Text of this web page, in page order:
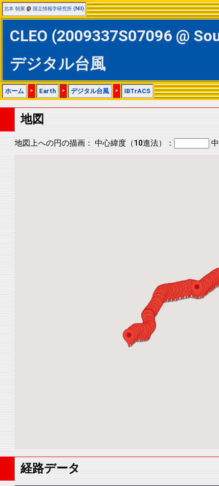
北本 朝展 @ 国立情報学研究所 (NII)
CLEO (2009337S07096 @
デジタル台風
ホーム > Earth > デジタル台風 > IBTrACS
地図
地図上への円の描画： 中心緯度（10進法）：
経路データ